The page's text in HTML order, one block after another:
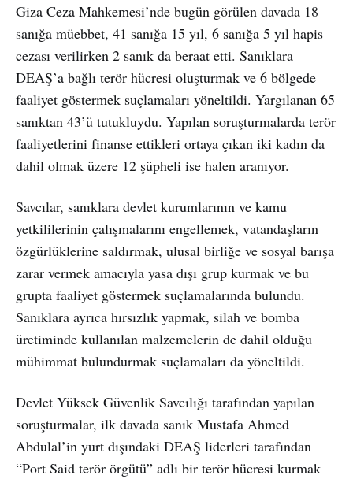
Giza Ceza Mahkemesi’nde bugün görülen davada 18
sanığa müebbet, 41 sanığa 15 yıl, 6 sanığa 5 yıl hapis
cezası verilirken 2 sanık da beraat etti. Sanıklara
DEAŞ’a bağlı terör hücresi oluşturmak ve 6 bölgede
faaliyet göstermek suçlamaları yöneltildi. Yargılanan 65
sanıktan 43’ü tutukluydu. Yapılan soruşturmalarda terör
faaliyetlerini finanse ettikleri ortaya çıkan iki kadın da
dahil olmak üzere 12 şüpheli ise halen aranıyor.
Savcılar, sanıklara devlet kurumlarının ve kamu
yetkililerinin çalışmalarını engellemek, vatandaşların
özgürlüklerine saldırmak, ulusal birliğe ve sosyal barışa
zarar vermek amacıyla yasa dışı grup kurmak ve bu
grupta faaliyet göstermek suçlamalarında bulundu.
Sanıklara ayrıca hırsızlık yapmak, silah ve bomba
üretiminde kullanılan malzemelerin de dahil olduğu
mühimmat bulundurmak suçlamaları da yöneltildi.
Devlet Yüksek Güvenlik Savcılığı tarafından yapılan
soruşturmalar, ilk davada sanık Mustafa Ahmed
Abdulal’in yurt dışındaki DEAŞ liderleri tarafından
“Port Said terör örgütü” adlı bir terör hücresi kurmak